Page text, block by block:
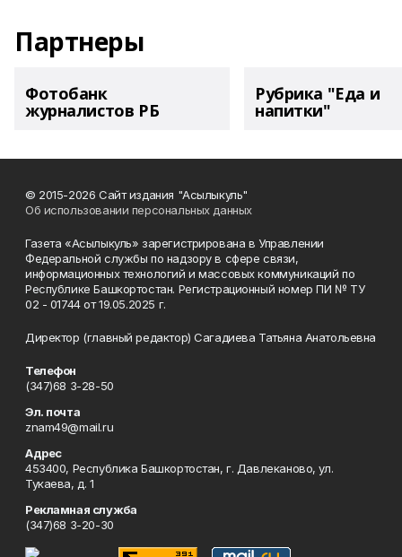
Партнеры
Фотобанк
журналистов РБ
Рубрика "Еда и
напитки"
© 2015-2026 Сайт издания "Асылыкуль"
Об использовании персональных данных
Газета «Асылыкуль» зарегистрирована в Управлении
Федеральной службы по надзору в сфере связи,
информационных технологий и массовых коммуникаций по
Республике Башкортостан. Регистрационный номер ПИ № ТУ
02 - 01744 от 19.05.2025 г.
Директор (главный редактор) Сагадиева Татьяна Анатольевна
Телефон
(347)68 3-28-50
Эл. почта
znam49@mail.ru
Адрес
453400, Республика Башкортостан, г. Давлеканово, ул.
Тукаева, д. 1
Рекламная служба
(347)68 3-20-30